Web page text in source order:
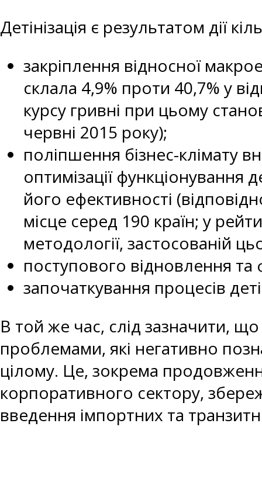
Детінізація є результатом дії
закріплення відносної
склала 4,9% проти 40,7% у
курсу гривні при цьому
червні 2015 року);
поліпшення бізнес-клімату
оптимізації
його ефективності
місце серед 190 країн; у
методології, застосованій
поступового відновлення та
започаткування процесів
В той же час, слід зазначити, що
проблемами, які негативно
цілому. Це, зокрема
корпоративного сектору,
введення імпортних та